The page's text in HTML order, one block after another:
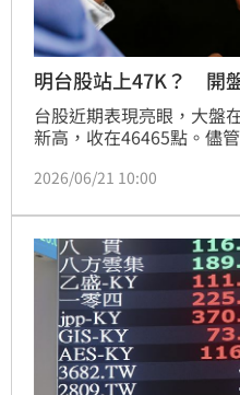
明台股站上47K？ 開
台股近期表現亮眼，大盤
新高，收在46465點。儘
型AI崛起更帶動台灣半導
衝擊全球市場，建議週一
油期貨走勢，並審慎佈局
2026/06/21 10:00